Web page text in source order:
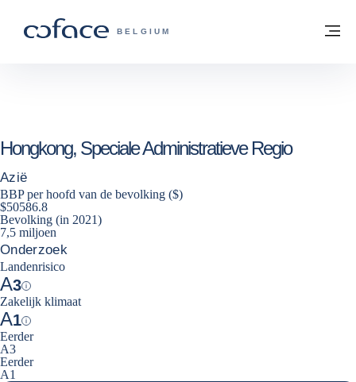
COFACE, FOR TRADE - GROEP
BELGIUM
Terug naar startpagina
Hongkong, Speciale Administratieve Regio
Azië
BBP per hoofd van de bevolking ($)
$50586.8
Bevolking (in 2021)
7,5 miljoen
Onderzoek
Landenrisico
A3
Help
Zakelijk klimaat
A1
Help
Eerder
A3
Eerder
A1